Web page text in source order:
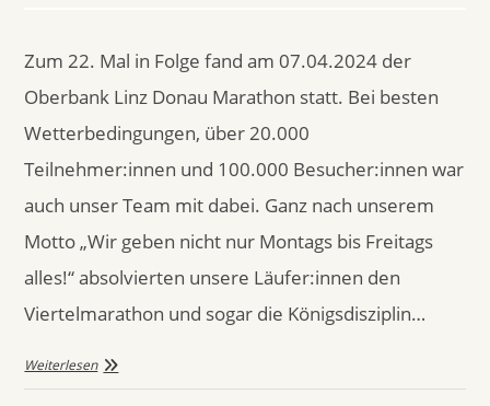
Zum 22. Mal in Folge fand am 07.04.2024 der
Oberbank Linz Donau Marathon statt. Bei besten
Wetterbedingungen, über 20.000
Teilnehmer:innen und 100.000 Besucher:innen war
auch unser Team mit dabei. Ganz nach unserem
Motto „Wir geben nicht nur Montags bis Freitags
alles!“ absolvierten unsere Läufer:innen den
Viertelmarathon und sogar die Königsdisziplin…
Weiterlesen